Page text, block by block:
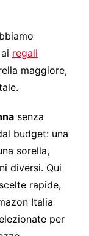
regali
maggiore,
senza
budget: una
sorella,
diversi. Qui
rapide,
Italia
per